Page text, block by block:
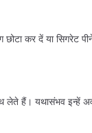
कर दें या सिगरेट
लेते हैं। यथासंभव इन्हें